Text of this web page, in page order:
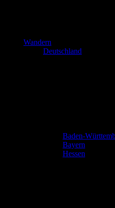
Wandern
Deutschland
Baden-
Bayern
Hessen